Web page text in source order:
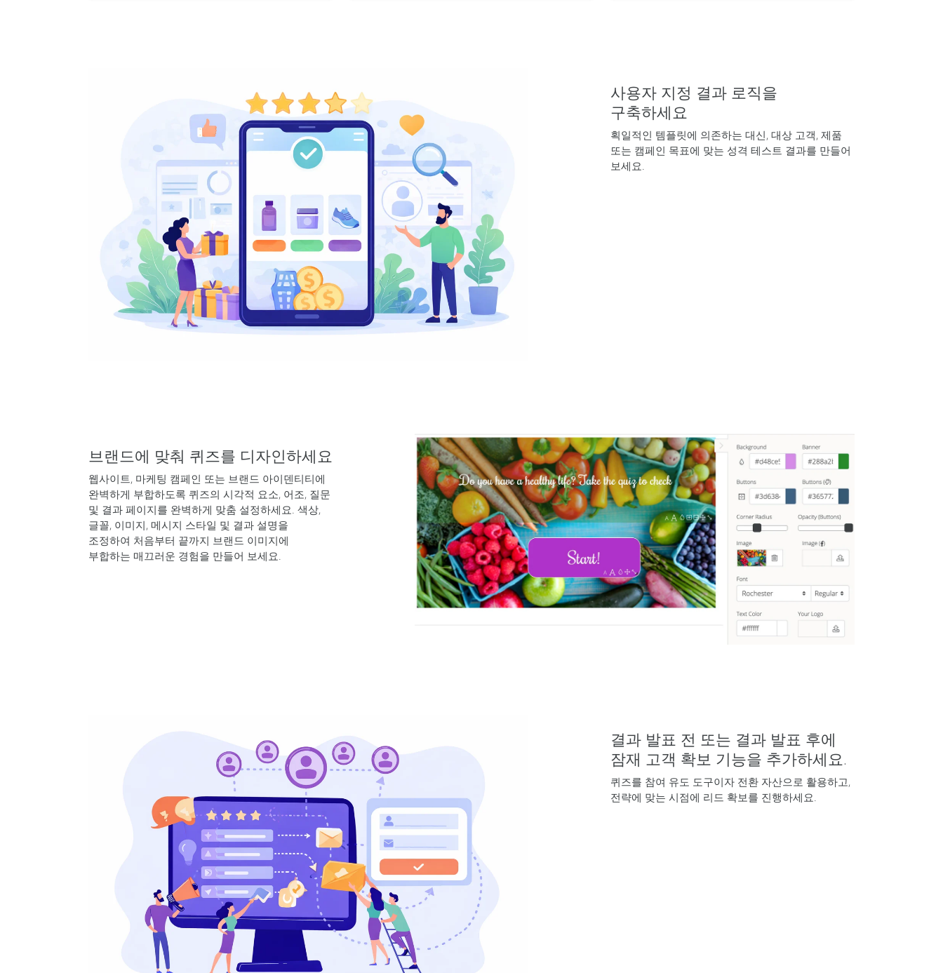
사용자 지정 결과 로직을
구축하세요
획일적인 템플릿에 의존하는 대신, 대상 고객, 제품
또는 캠페인 목표에 맞는 성격 테스트 결과를 만들어
보세요.
브랜드에 맞춰 퀴즈를 디자인하세요
웹사이트, 마케팅 캠페인 또는 브랜드 아이덴티티에
완벽하게 부합하도록 퀴즈의 시각적 요소, 어조, 질문
및 결과 페이지를 완벽하게 맞춤 설정하세요. 색상,
글꼴, 이미지, 메시지 스타일 및 결과 설명을
조정하여 처음부터 끝까지 브랜드 이미지에
부합하는 매끄러운 경험을 만들어 보세요.
결과 발표 전 또는 결과 발표 후에
잠재 고객 확보 기능을 추가하세요.
퀴즈를 참여 유도 도구이자 전환 자산으로 활용하고,
전략에 맞는 시점에 리드 확보를 진행하세요.